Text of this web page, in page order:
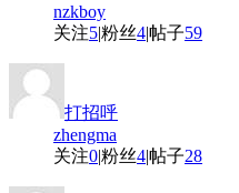
nzkboy
关注5|粉丝4|帖子59
打招呼
zhengma
关注0|粉丝4|帖子28